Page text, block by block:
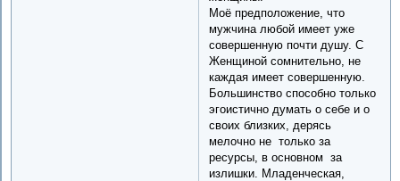
Моё предположение, что
мужчина любой имеет уже
совершенную почти душу. С
Женщиной сомнительно, не
каждая имеет совершенную.
Большинство способно только
эгоистично думать о себе и о
своих близких, дерясь
мелочно не только за
ресурсы, в основном за
излишки. Младенческая,